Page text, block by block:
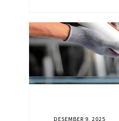
DESEMBER 9, 2025